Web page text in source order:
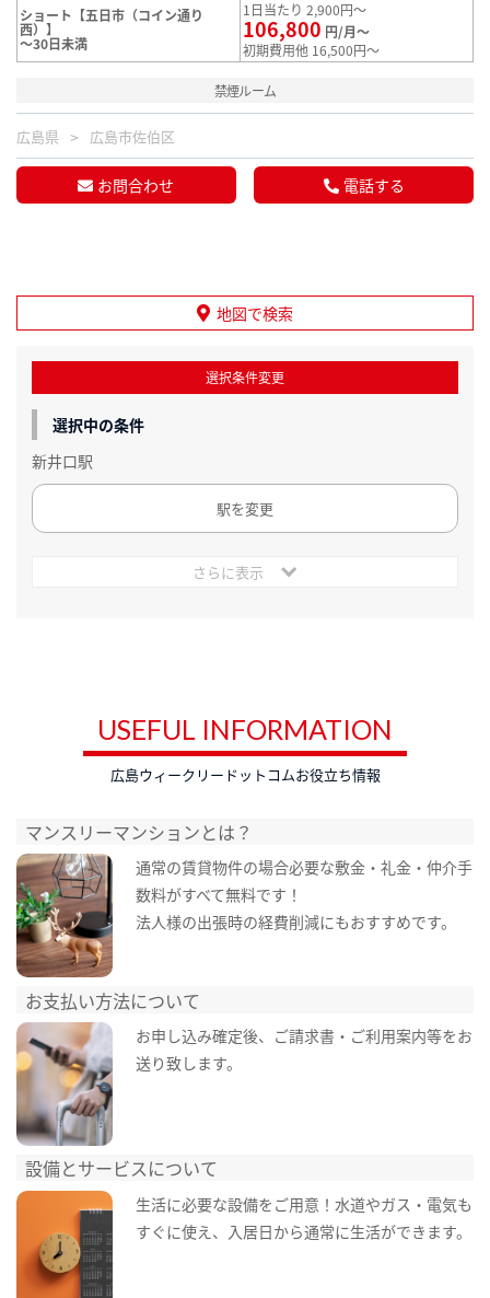
ショート【五日市（コイン通り
西）】
～30日未満
1日当たり 2,900円～
106,800 円/月～
初期費用他 16,500円～
禁煙ルーム
広島県 広島市佐伯区
お問合わせ 電話する
地図で検索
選択条件変更
選択中の条件
新井口駅
駅を変更
さらに表示
USEFUL INFORMATION
広島ウィークリードットコムお役立ち情報
マンスリーマンションとは？
通常の賃貸物件の場合必要な敷金・礼金・仲介手
数料がすべて無料です！
法人様の出張時の経費削減にもおすすめです。
お支払い方法について
お申し込み確定後、ご請求書・ご利用案内等をお
送り致します。
設備とサービスについて
生活に必要な設備をご用意！水道やガス・電気も
すぐに使え、入居日から通常に生活ができます。